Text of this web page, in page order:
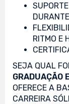
RITMO E
SEJA QUAL
GRADUAÇÃO
OFERECE A
CARREIRA